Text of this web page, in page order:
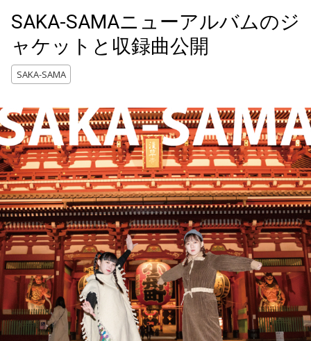
SAKA-SAMAニューアルバムのジ
ャケットと収録曲公開
SAKA-SAMA